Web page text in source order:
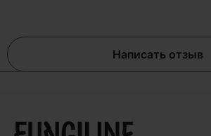
Написать отзыв